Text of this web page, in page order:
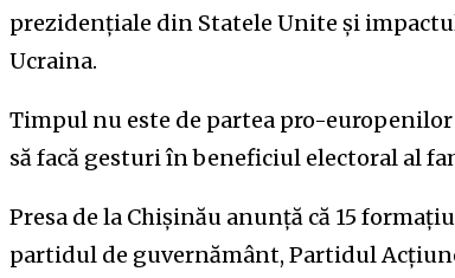
prezidențiale din Statele Unite și
Ucraina.
Timpul nu este de partea pro-
să facă gesturi în beneficiul electoral al
Presa de la Chișinău anunță că 15
partidul de guvernământ, Partidul